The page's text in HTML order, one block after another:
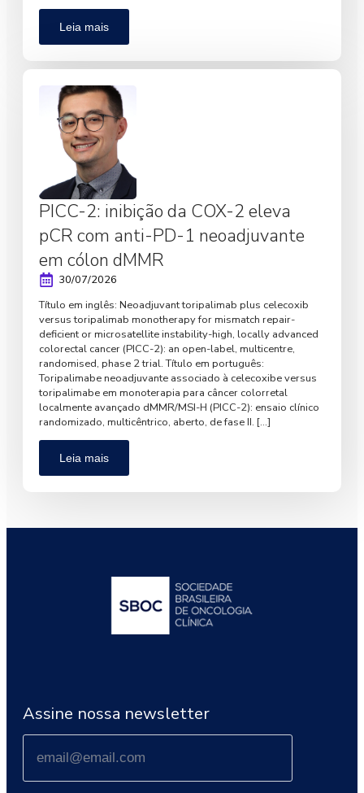
Leia mais
PICC-2: inibição da COX-2 eleva
pCR com anti-PD-1 neoadjuvante
em cólon dMMR
30/07/2026
Título em inglês: Neoadjuvant toripalimab plus celecoxib
versus toripalimab monotherapy for mismatch repair-
deficient or microsatellite instability-high, locally advanced
colorectal cancer (PICC-2): an open-label, multicentre,
randomised, phase 2 trial. Título em português:
Toripalimabe neoadjuvante associado à celecoxibe versus
toripalimabe em monoterapia para câncer colorretal
localmente avançado dMMR/MSI-H (PICC-2): ensaio clínico
randomizado, multicêntrico, aberto, de fase II. […]
Leia mais
Assine nossa newsletter